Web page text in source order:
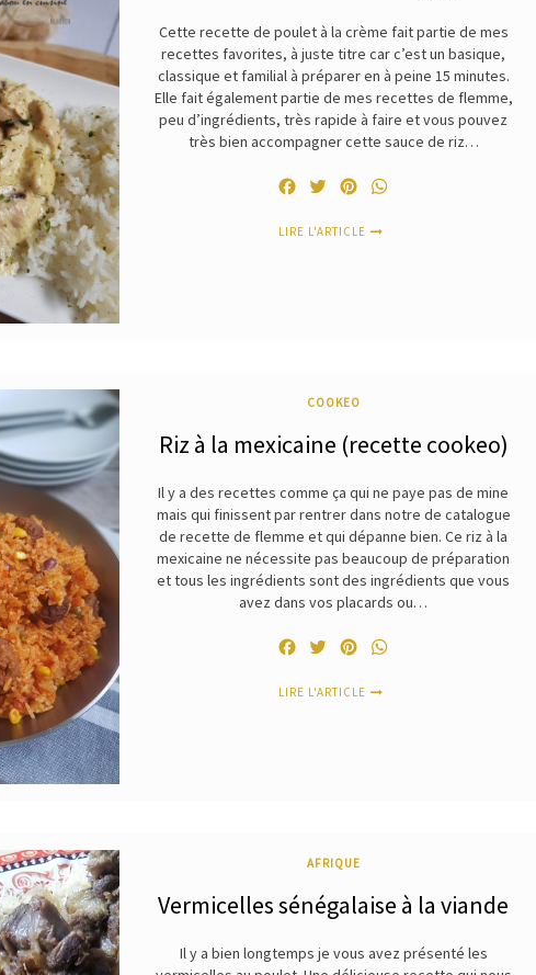
Cette recette de poulet à la crème fait partie de mes
recettes favorites, à juste titre car c’est un basique,
classique et familial à préparer en à peine 15 minutes.
Elle fait également partie de mes recettes de flemme,
peu d’ingrédients, très rapide à faire et vous pouvez
très bien accompagner cette sauce de riz…
FacebookTwitterPinterest
LIRE L'ARTICLE
COOKEO
Riz à la mexicaine (recette cookeo)
Il y a des recettes comme ça qui ne paye pas de mine
mais qui finissent par rentrer dans notre de catalogue
de recette de flemme et qui dépanne bien. Ce riz à la
mexicaine ne nécessite pas beaucoup de préparation
et tous les ingrédients sont des ingrédients que vous
avez dans vos placards ou…
FacebookTwitterPinterest
LIRE L'ARTICLE
AFRIQUE
Vermicelles sénégalaise à la viande
Il y a bien longtemps je vous avez présenté les